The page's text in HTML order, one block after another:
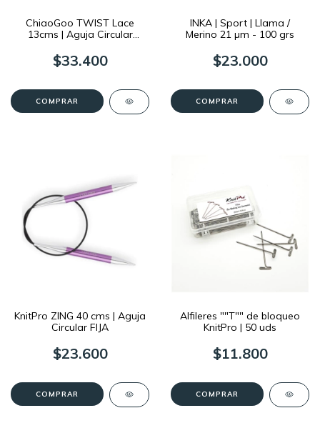
ChiaoGoo TWIST Lace
13cms | Aguja Circular
$33.400
COMPRAR
INKA | Sport | Llama /
Merino 21 µm - 100 grs
$23.000
COMPRAR
KnitPro ZING 40 cms | Aguja
Circular FIJA
$23.600
COMPRAR
Alfileres ""T"" de bloqueo
KnitPro | 50 uds
$11.800